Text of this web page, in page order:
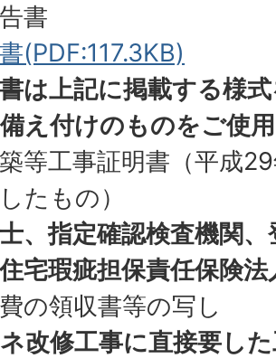
書
(PDF:117.3KB)
は上記に掲載する様
え付けのものをご使
等工事証明書（平成
たもの）
、指定確認検査機関
宅瑕疵担保責任保険
の領収書等の写し
改修工事に直接要し